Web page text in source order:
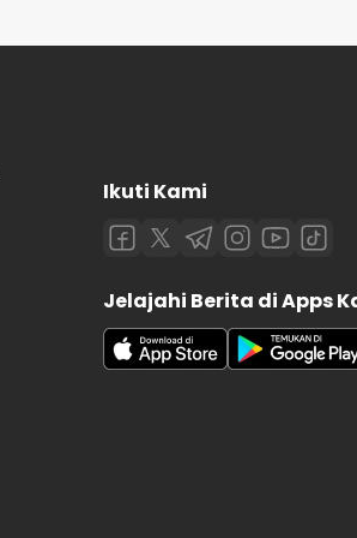
Ikuti Kami
Jelajahi Berita di Apps